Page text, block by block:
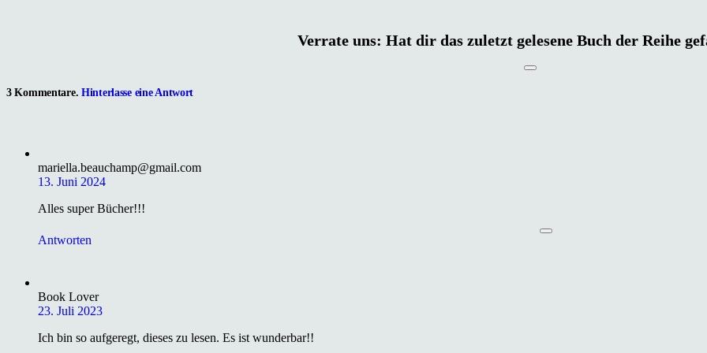
Verrate uns: Hat dir das zuletzt gelesene Buch der Reihe
3Kommentare. Hinterlasse eine Antwort
mariella.beauchamp@gmail.com
13. Juni 2024
Alles super Bücher!!!
Antworten
Book Lover
23. Juli 2023
Ich bin so aufgeregt, dieses zu lesen. Es ist wunderbar!!